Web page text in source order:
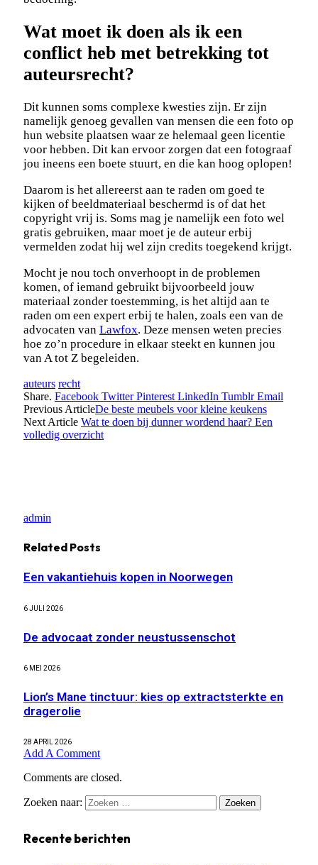
Wat moet ik doen als ik een
conflict heb met betrekking tot
auteursrecht?
Dit kunnen soms complexe kwesties zijn. Er zijn
namelijk genoeg gevallen van mensen die een foto op
hun website plaatsen waar ze helemaal geen licentie
voor hebben. Dit kan ervoor zorgen dat een fotograaf
jou ineens een boete stuurt, en die kan hoog oplopen!
Daarom is het allereerst aan te raden om goed te
kijken of beeldmateriaal beschermd is of dat het
copyright vrij is. Soms mag je namelijk een foto wel
gratis gebruiken, maar moet je de auteur erbij
vermelden zodat hij wel zijn credits toegekend krijgt.
Mocht je nou toch onverhoopt in de problemen
komen, of iemand gebruikt bijvoorbeeld jouw
materiaal zonder toestemming, is het altijd aan te
raden om een expert erbij te halen, zoals een van de
advocaten van Lawfox. Deze mensen weten precies
hoe zo’n procedure in elkaar steekt en kunnen jou
van A tot Z begeleiden.
auteurs recht
Share. Facebook Twitter Pinterest LinkedIn Tumblr Email
Previous ArticleDe beste meubels voor kleine keukens
Next Article Wat te doen bij dunner wordend haar? Een
volledig overzicht
admin
Related Posts
Een vakantiehuis kopen in Noorwegen
6 JULI 2026
De advocaat zonder neustussenschot
6 MEI 2026
Lion’s Mane tinctuur: kies op extractsterkte en
dragerolie
28 APRIL 2026
Add A Comment
Comments are closed.
Zoeken naar:
Recente berichten